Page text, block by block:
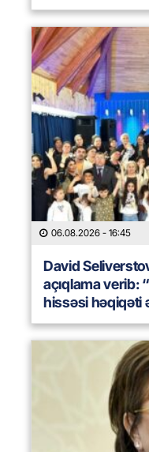
06.08.2026 - 16:45
David
açıqlama verib:
hissəsi həqiqəti